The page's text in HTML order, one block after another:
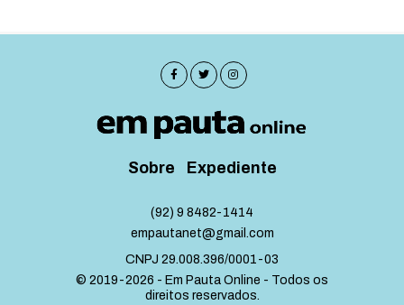
Sobre Expediente
(92) 9 8482-1414
empautanet@gmail.com
CNPJ 29.008.396/0001-03
© 2019-2026 - Em Pauta Online - Todos os
direitos reservados.